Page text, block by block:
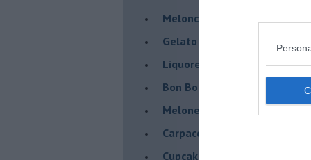
Meloncino, liquore al melone
Gelato al melone mantovano
Liquore al melone
Bon Bon di melone
Melone mantovano IGP
Carpaccio di manzo con
Cupcake al melone con